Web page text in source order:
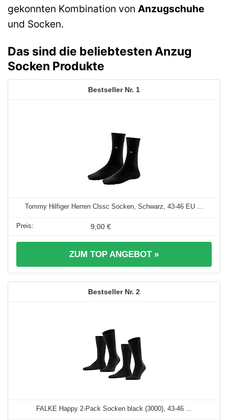
gekonnten Kombination von Anzugschuhe
und Socken.
Das sind die beliebtesten Anzug
Socken Produkte
1
Tommy Hilfiger Herren Clssc Socken, Schwarz, 43-46 EU ...
9,00 €
ZUM TOP ANGEBOT »
2
FALKE Happy 2-Pack Socken black (3000), 43-46 ...